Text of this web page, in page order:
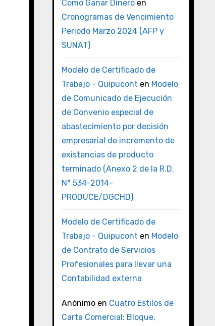
Como Ganar Dineroen
Cronogramas de Vencimiento
Periodo Marzo 2024 (AFP y
SUNAT)
Modelo de Certificado de
Trabajo - Quipucont en Modelo
de Comunicado de Ejecución
de Convenio especial de
abastecimiento por decisión
empresarial de incremento de
existencias de producto
terminado (Anexo 2 de la R.D.
N° 534-2014-
PRODUCE/DGCHD)
Modelo de Certificado de
Trabajo - Quipucont en Modelo
de Contrato de Servicios
Profesionales para llevar una
Contabilidad externa
Anónimoen Cuatro Estilos de
Carta Comercial: Bloque,